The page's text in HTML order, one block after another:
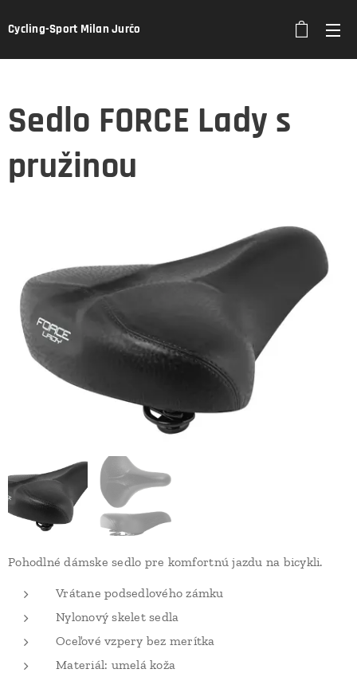
Cycling-Sport Milan Jurčo
Sedlo FORCE Lady s
pružinou
Pohodlné dámske sedlo pre komfortnú jazdu na bicykli.
Vrátane podsedlového zámku
Nylonový skelet sedla
Oceľové vzpery bez merítka
Materiál: umelá koža